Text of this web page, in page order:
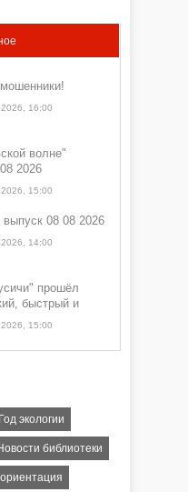
2026, 16:00
волне"
2026
2026, 15:00
08 08 2026
2026, 14:00
прошёл
быстрый и
дня — Спортчас
2026, 15:00
Год экологии
библиотеки